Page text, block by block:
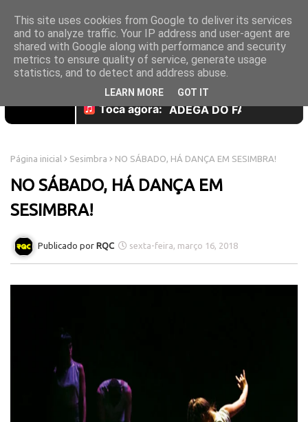
Página inicial Sesimbra NO SÁBADO, HÁ DANÇA EM SESIMBRA!
NO SÁBADO, HÁ DANÇA EM
SESIMBRA!
RQC sexta-feira, março 16, 2018
This site uses cookies from Google to deliver its services
and to analyze traffic. Your IP address and user-agent are
shared with Google along with performance and security
metrics to ensure quality of service, generate usage
statistics, and to detect and address abuse.
LEARN MORE GOT IT